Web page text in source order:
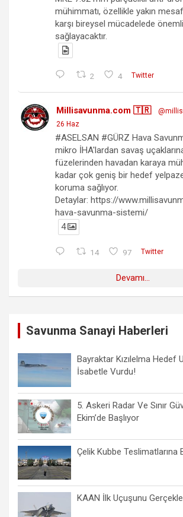
mühimmatı, özellikle yakın
karşı bireysel mücadelede
sağlayacaktır.
2 4 Twitter
Millisavunma.com 🇹🇷
26 Haz
#ASELSAN #GÜRZ Hava
mikro İHA'lardan savaş
füzelerinden havadan karaya
kadar çok geniş bir hedef
koruma sağlıyor.
Detaylar: https://
hava-savunma-sistemi/
4
14 97 Twitter
Devamı...
Savunma Sanayi Haberleri
Bayraktar Kızılelma Hedef
İsabetle Vurdu!
5. Askeri Radar Ve Sınır
Ekim’de Başlıyor
Çelik Kubbe Teslimatlarına
KAAN İlk Uçuşunu